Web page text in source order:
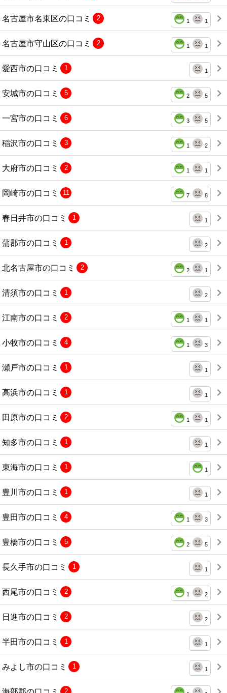
名古屋市名東区の口コミ 1 1
2
名古屋市守山区の口コミ 1 1
2
愛西市の口コミ 1
1
安城市の口コミ 2 5
5
一宮市の口コミ 3 5
6
稲沢市の口コミ 1 2
3
大府市の口コミ 1 1
2
岡崎市の口コミ 7 8
11
春日井市の口コミ 1
1
蒲郡市の口コミ 2
1
北名古屋市の口コミ 2 1
2
清須市の口コミ 2
1
江南市の口コミ 1 1
2
小牧市の口コミ 1 3
4
瀬戸市の口コミ 1
1
高浜市の口コミ 1
1
田原市の口コミ 1 1
2
知多市の口コミ 1
1
東海市の口コミ 1
1
豊川市の口コミ 1
1
豊田市の口コミ 1 3
4
豊橋市の口コミ 2 5
5
長久手市の口コミ 1
1
西尾市の口コミ 1 2
2
日進市の口コミ 2
2
半田市の口コミ 1
1
みよし市の口コミ 1
1
2